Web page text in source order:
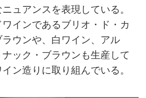
ュアンスを表現している。
インであるブリオ・ド・カ
ウンや、白ワイン、アル
ナック・ブラウンも生産して
ン造りに取り組んでいる。